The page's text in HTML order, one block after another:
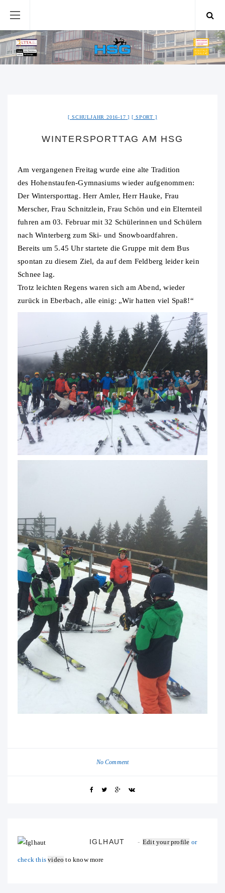
SCHULJAHR 2016-17 SPORT
WINTERSPORTTAG AM HSG
Am vergangenen Freitag wurde eine alte Tradition
des Hohenstaufen-Gymnasiums wieder aufgenommen:
Der Wintersporttag. Herr Amler, Herr Hauke, Frau
Merscher, Frau Schnitzlein, Frau Schön und ein Elternteil
fuhren am 03. Februar mit 32 Schülerinnen und Schülern
nach Winterberg zum Ski- und Snowboardfahren.
Bereits um 5.45 Uhr startete die Gruppe mit dem Bus
spontan zu diesem Ziel, da auf dem Feldberg leider kein
Schnee lag.
Trotz leichten Regens waren sich am Abend, wieder
zurück in Eberbach, alle einig: „Wir hatten viel Spaß!“
No Comment
IGLHAUT Edit your profile or
check thisvideo to know more